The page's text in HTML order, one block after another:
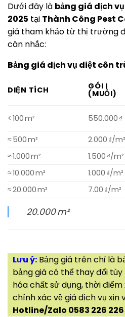
Dưới đây là bảng giá dịch
2025 tại Thành Công Pest
giá tham khảo từ thị trường
cân nhắc:
Bảng giá dịch vụ diệt côn
DIỆN TÍCH GÓI I
(MUỖI)
< 100 m² 550.000 ₫
≈ 500 m²
2.000 ₫/m²
≈ 1.000 m²
1.500 ₫/m²
≈ 10.000 m²
1.000 ₫/m²
≈ 20.000 m²
7.00 ₫/m²
20.000 m²
Lưu ý: Bảng giá trên chỉ là
bảng giá có thể thay đổi
hóa chất sử dụng, thời
chính xác về giá dịch vụ xin
Hotline/Zalo 0583 226 226